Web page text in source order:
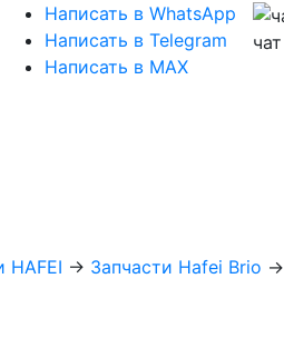
Написать в WhatsApp
Написать в Telegram
Написать в MAX
чат
HAFEI → Запчасти Hafei Brio →